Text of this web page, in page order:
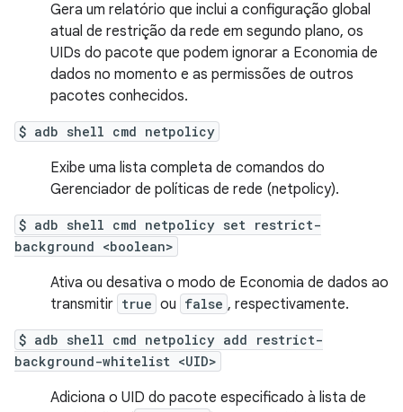
Gera um relatório que inclui a configuração global
atual de restrição da rede em segundo plano, os
UIDs do pacote que podem ignorar a Economia de
dados no momento e as permissões de outros
pacotes conhecidos.
$ adb shell cmd netpolicy
Exibe uma lista completa de comandos do
Gerenciador de políticas de rede (netpolicy).
$ adb shell cmd netpolicy set restrict-
background <boolean>
Ativa ou desativa o modo de Economia de dados ao
transmitir true ou false , respectivamente.
$ adb shell cmd netpolicy add restrict-
background-whitelist <UID>
Adiciona o UID do pacote especificado à lista de